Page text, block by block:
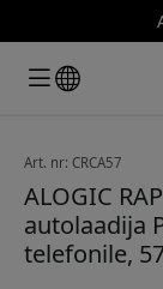
Art. nr: CRCA57
ALOGIC
autolaadija
telefonile,